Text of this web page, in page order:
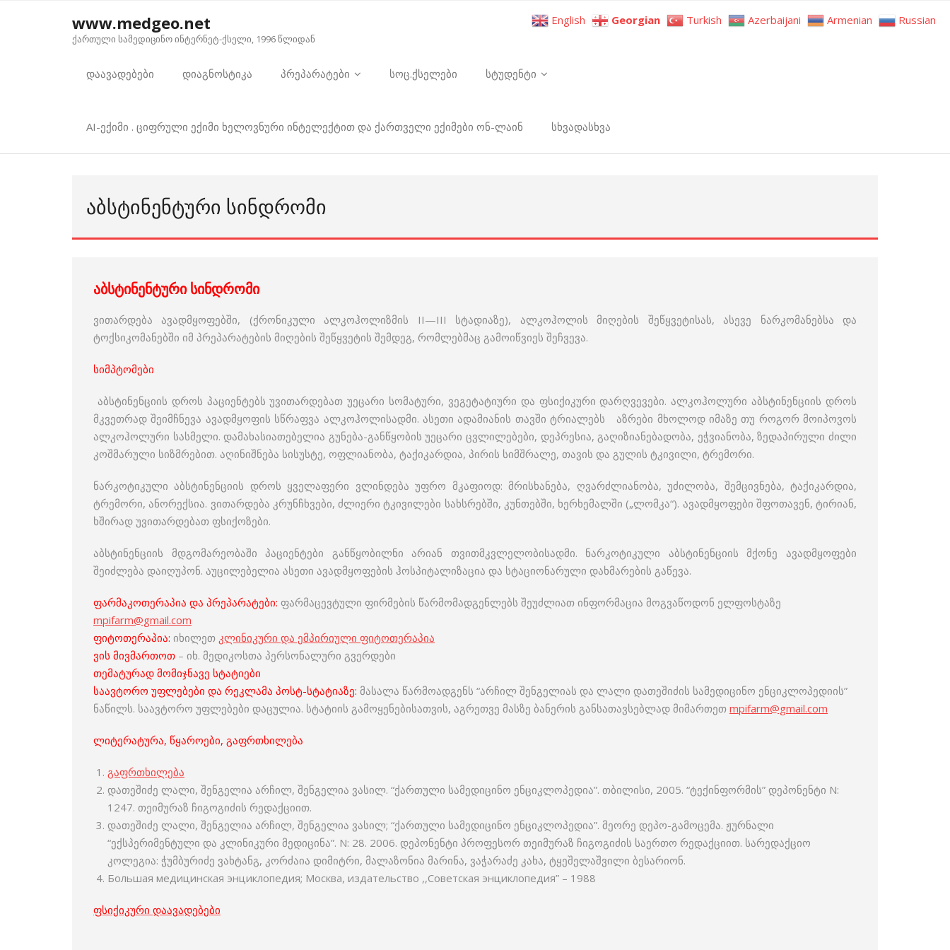
www.medgeo.net
ქართული სამედიცინო ინტერნეტ-ქსელი, 1996 წლიდან
დაავადებები დიაგნოსტიკა პრეპარატები სოც.ქსელები სტუდენტი
AI-ექიმი . ციფრული ექიმი ხელოვნური ინტელექტით და ქართველი ექიმები ონ-ლაინ სხვადასხვა
ᲐᲑᲡᲢᲘᲜᲔᲜᲢᲣᲠᲘ ᲡᲘᲜᲓᲠᲝᲛᲘ
აბსტინენტური სინდრომი
ვითარდება ავადმყოფებში, (ქრონიკული ალკოჰოლიზმის II—III სტადიაზე), ალკოჰოლის მიღების შეწყვეტისას, ასევე ნარკომანებსა და
ტოქსიკომანებში იმ პრეპარატების მიღების შეწყვეტის შემდეგ, რომლებმაც გამოიწვიეს შეჩვევა.
სიმპტომები
აბსტინენციის დროს პაციენტებს უვითარდებათ უეცარი სომატური, ვეგეტატიური და ფსიქიკური დარღვევები. ალკოჰოლური აბსტინენციის დროს
მკვეთრად შეიმჩნევა ავადმყოფის სწრაფვა ალკოჰოლისადმი. ასეთი ადამიანის თავში ტრიალებს აზრები მხოლოდ იმაზე თუ როგორ მოიპოვოს
ალკოჰოლური სასმელი. დამახასიათებელია გუნება-განწყობის უეცარი ცვლილებები, დეპრესია, გაღიზიანებადობა, ეჭვიანობა, ზედაპირული ძილი
კოშმარული სიზმრებით. აღინიშნება სისუსტე, ოფლიანობა, ტაქიკარდია, პირის სიმშრალე, თავის და გულის ტკივილი, ტრემორი.
ნარკოტიკული აბსტინენციის დროს ყველაფერი ვლინდება უფრო მკაფიოდ: მრისხანება, ღვარძლიანობა, უძილობა, შემცივნება, ტაქიკარდია,
ტრემორი, ანორექსია. ვითარდება კრუნჩხვები, ძლიერი ტკივილები სახსრებში, კუნთებში, ხერხემალში („ლომკა“). ავადმყოფები შფოთავენ, ტირიან,
ხშირად უვითარდებათ ფსიქოზები.
აბსტინენციის მდგომარეობაში პაციენტები განწყობილნი არიან თვითმკვლელობისადმი. ნარკოტიკული აბსტინენციის მქონე ავადმყოფები
შეიძლება დაიღუპონ. აუცილებელია ასეთი ავადმყოფების ჰოსპიტალიზაცია და სტაციონარული დახმარების გაწევა.
ფარმაკოთერაპია და პრეპარატები: ფარმაცევტული ფირმების წარმომადგენლებს შეუძლიათ ინფორმაცია მოგვაწოდონ ელფოსტაზე
mpifarm@gmail.com
ფიტოთერაპია: იხილეთ კლინიკური და ემპირიული ფიტოთერაპია
ვის მივმართოთ – იხ. მედიკოსთა პერსონალური გვერდები
თემატურად მომიჯნავე სტატიები
საავტორო უფლებები და რეკლამა პოსტ-სტატიაზე: მასალა წარმოადგენს “არჩილ შენგელიას და ლალი დათეშიძის სამედიცინო ენციკლოპედიის”
ნაწილს. საავტორო უფლებები დაცულია. სტატიის გამოყენებისათვის, აგრეთვე მასზე ბანერის განსათავსებლად მიმართეთ mpifarm@gmail.com
ლიტერატურა, წყაროები, გაფრთხილება
გაფრთხილება
დათეშიძე ლალი, შენგელია არჩილ, შენგელია ვასილ. “ქართული სამედიცინო ენციკლოპედია”. თბილისი, 2005. “ტექინფორმის” დეპონენტი N:
1247. თეიმურაზ ჩიგოგიძის რედაქციით.
დათეშიძე ლალი, შენგელია არჩილ, შენგელია ვასილ; “ქართული სამედიცინო ენციკლოპედია”. მეორე დეპო-გამოცემა. ჟურნალი
“ექსპერიმენტული და კლინიკური მედიცინა”. N: 28. 2006. დეპონენტი პროფესორ თეიმურაზ ჩიგოგიძის საერთო რედაქციით. სარედაქციო
კოლეგია: ჭუმბურიძე ვახტანგ, კორძაია დიმიტრი, მალაზონია მარინა, ვაჭარაძე კახა, ტყეშელაშვილი ბესარიონ.
Большая медицинская энциклопедия; Москва, издательство ,,Советская энциклопедия” – 1988
ფსიქიკური დაავადებები
English Georgian Turkish Azerbaijani Armenian Russian